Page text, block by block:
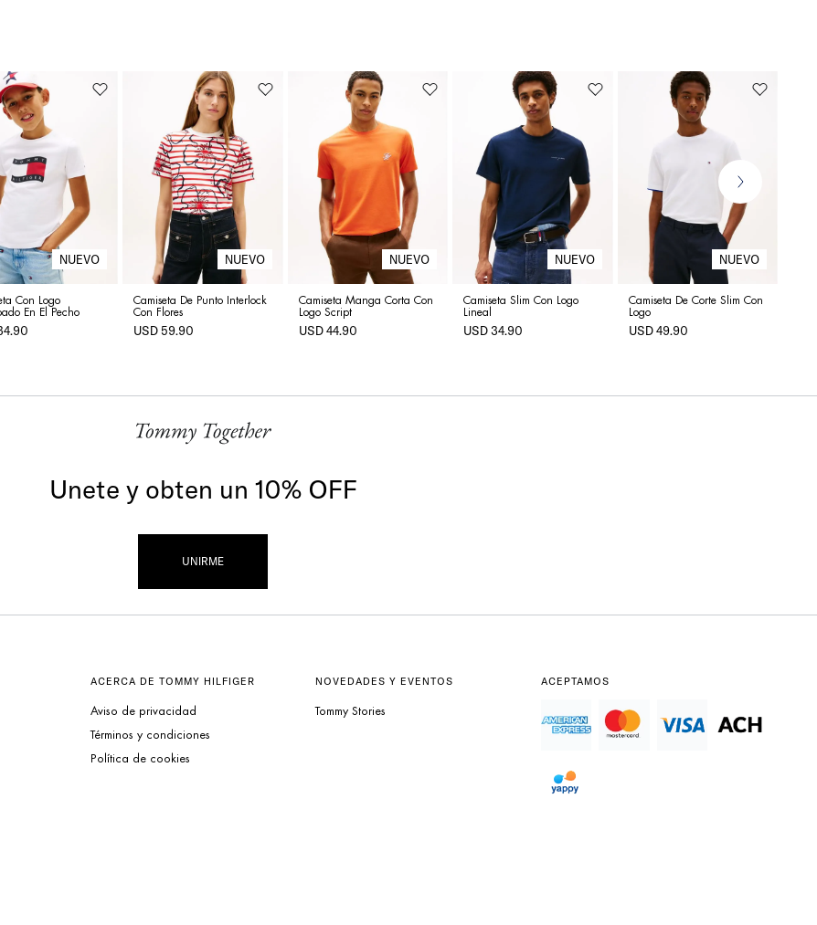
Con Logo
En El Pecho
.90
Camiseta De Punto Interlock
Con Flores
USD59.90
Camiseta Manga Corta Con
Logo Script
USD 44.90
Camiseta Slim Con Logo
Lineal
USD 34.90
Camiseta De Corte Slim Con
Logo
USD49.90
Unete y obten un 10% OFF
UNIRME
ACERCA DE TOMMY HILFIGER
Aviso de privacidad
Términos y condiciones
Política de cookies
NOVEDADES Y EVENTOS
Tommy Stories
ACEPTAMOS